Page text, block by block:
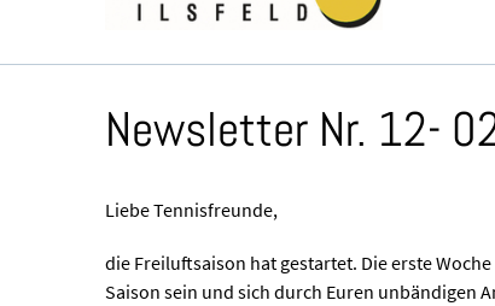
Newsletter Nr. 12-
Liebe Tennisfreunde,
die Freiluftsaison hat gestartet. Die erste
Saison sein und sich durch Euren unbändigen